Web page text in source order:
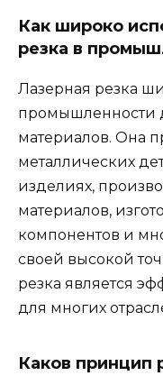
Как широко
резка в
Лазерная резка
промышленности
материалов. Она
металлических
изделиях,
материалов,
компонентов и
своей высокой
резка является
для многих
Каков принцип